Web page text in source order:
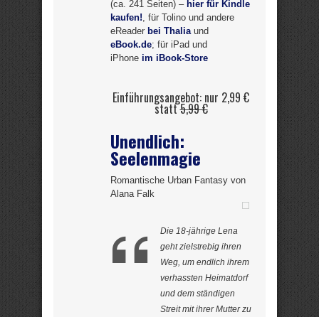
(ca. 241 Seiten) – hier für Kindle
kaufen!, für Tolino und andere
eReader bei Thaliaund
eBook.de; für iPad und
iPhone im iBook-Store
Einführungsangebot: nur 2,99 €
statt5,99 €
Unendlich:
Seelenmagie
Romantische Urban Fantasy von
Alana Falk
Die 18-jährige Lena
geht zielstrebig ihren
Weg, um endlich ihrem
verhassten Heimatdorf
und dem ständigen
Streit mit ihrer Mutter zu